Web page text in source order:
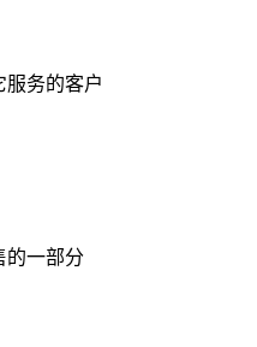
服务的客户
的一部分